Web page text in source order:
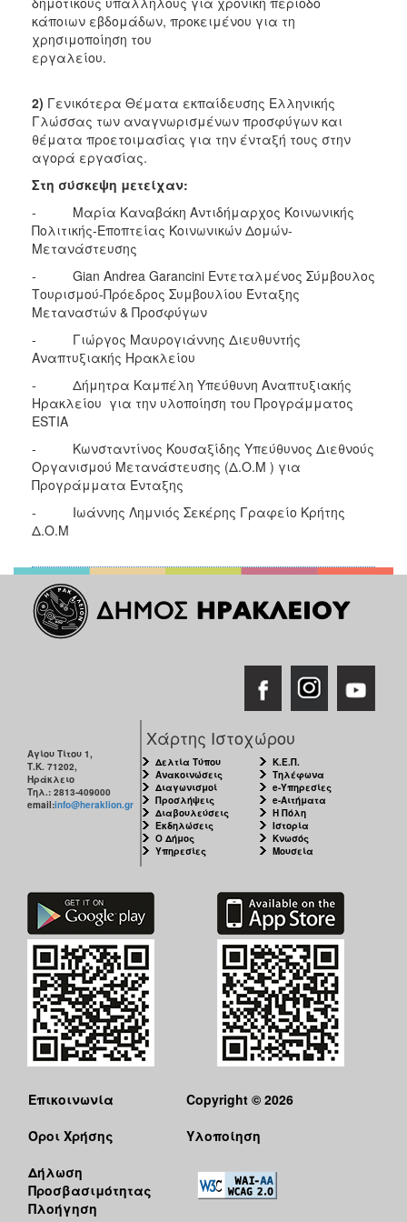
κάποιων εβδομάδων, προκειμένου για τη
χρησιμοποίηση του
εργαλείου.
2) Γενικότερα Θέματα εκπαίδευσης Ελληνικής
Γλώσσας των αναγνωρισμένων προσφύγων και
θέματα προετοιμασίας για την ένταξή τους στην
αγορά εργασίας.
Στη σύσκεψη μετείχαν:
- Μαρία Καναβάκη Αντιδήμαρχος Κοινωνικής
Πολιτικής-Εποπτείας Κοινωνικών Δομών-
Μετανάστευσης
- Gian Andrea Garancini Εντεταλμένος Σύμβουλος
Τουρισμού-Πρόεδρος Συμβουλίου Ένταξης
Μεταναστών & Προσφύγων
- Γιώργος Μαυρογιάννης Διευθυντής
Αναπτυξιακής Ηρακλείου
- Δήμητρα Καμπέλη Υπεύθυνη Αναπτυξιακής
Ηρακλείου για την υλοποίηση του Προγράμματος
ESTIA
- Κωνσταντίνος Κουσαξίδης Υπεύθυνος Διεθνούς
Οργανισμού Μετανάστευσης (Δ.Ο.Μ ) για
Προγράμματα Ένταξης
- Ιωάννης Λημνιός Σεκέρης Γραφείο Κρήτης
Δ.Ο.Μ
Αγίου Τίτου 1,
Τ.Κ. 71202,
Ηράκλειο
Τηλ.: 2813-409000
email:info@heraklion.gr
Χάρτης Ιστοχώρου
Δελτία Τύπου
Ανακοινώσεις
Διαγωνισμοί
Προσλήψεις
Διαβουλεύσεις
Εκδηλώσεις
Ο Δήμος
Υπηρεσίες
Κ.Ε.Π.
Τηλέφωνα
e-Υπηρεσίες
e-Αιτήματα
Η Πόλη
Ιστορία
Κνωσός
Μουσεία
Επικοινωνία
Όροι Χρήσης
Δήλωση
Προσβασιμότητας
Πλοήγηση
Copyright © 2026
Υλοποίηση